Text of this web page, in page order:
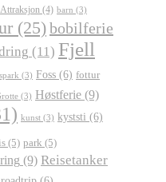
Attraksjon (4) barn (3)
(25)bobilferie
(11) Fjell
(3) Foss (6) fottur
(3) Høstferie (9)
kunst (3) kyststi (6)
(5) park (5)
(9) Reisetanker